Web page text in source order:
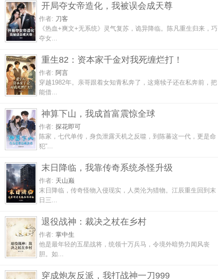
开局夺女帝造化，我被误会成天尊
作者: 刀客
《热血+爽文+无系统》灵气复苏，诡异降临。陈凡重生归来，巧
夺女...
重生82：资本家千金对我死缠烂打！
作者: 阿言
穿越1982年。亲哥跟着女知青私奔了，这瘪犊子还在私奔前，把
能借...
神算下山，我成首富震惊全球
作者: 探花即可
陈家，七代单传，身负泄露天机之反噬，到陈蕃这一代，更是命
犯“...
末日降临，我靠传奇系统杀怪升级
作者: 天山巅
末日降临，传奇怪物入侵现实，人类沦为猎物。江辰重生回到末
日三...
退役战神：裁决之杖在乡村
作者: 掌中生
他是最年轻的五星战将，统领十万兵马，令境外暗势力闻风丧
胆。如...
穿成炮灰反派，我打战神一刀999